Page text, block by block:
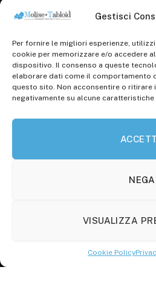
Gestisci
Per fornire le migliori esperienze,
cookie per memorizzare e/o accedere
dispositivo. Il consenso a queste
elaborare dati come il comportamento
questo sito. Non acconsentire o ritirare
negativamente su alcune caratteristiche
NEGA
VISUALIZZA
Cookie Policy
Registr. presso il Tribunale di
14.11.2013, Cron. 1254
Roc: iscrizione n° 25549 (Prot.
30.04.2015)
P.Iva: 01707150700